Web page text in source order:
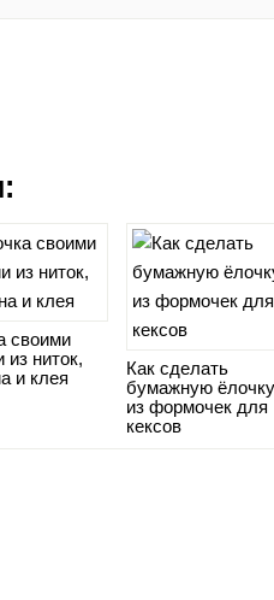
своими
из ниток,
и клея
Как сделать
бумажную ёлочку
из формочек для
кексов